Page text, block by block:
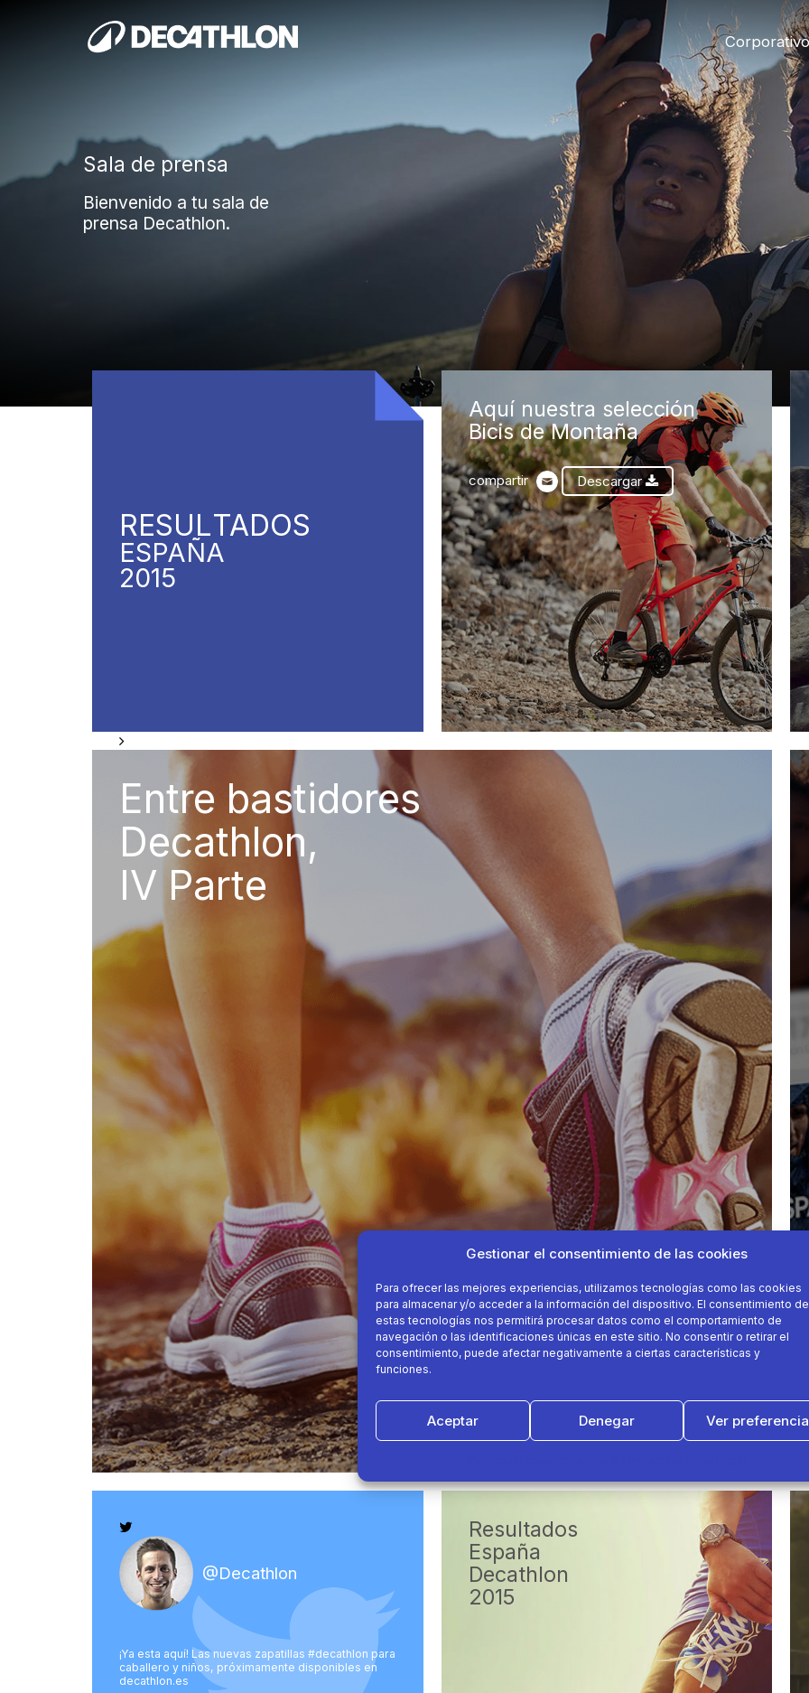
Gestionar el consentimiento de las cookies
Para ofrecer las mejores experiencias, utilizamos tecnologías como las cookies
para almacenar y/o acceder a la información del dispositivo. El consentimiento de
estas tecnologías nos permitirá procesar datos como el comportamiento de
navegación o las identificaciones únicas en este sitio. No consentir o retirar el
consentimiento, puede afectar negativamente a ciertas características y
funciones.
Aceptar Denegar Ver
Corporativo
Sala de prensa
Bienvenido a tu sala de
prensa Decathlon.
Sala de prensa
Bienvenido a tu sala de
prensa Decathlon.
RESULTADOS
ESPAÑA
2015
Aquí nuestra selección
Bicis de Montaña
compartir Descargar
Entre bastidores
Decathlon,
IV Parte
@Decathlon
¡Ya esta aquí! Las nuevas zapatillas #decathlon para
caballero y niños, próximamente disponibles en
decathlon.es
Resultados
España
Decathlon
2015